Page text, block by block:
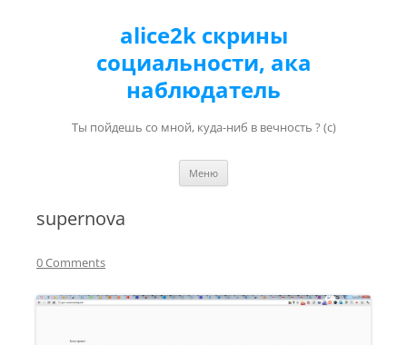
alice2k скрины
социальности, ака
наблюдатель
Ты пойдешь со мной, куда-ниб в вечность ? (с)
Меню
supernova
0 Comments